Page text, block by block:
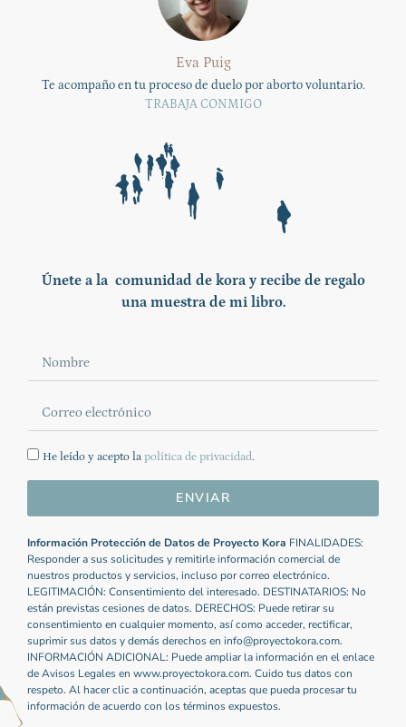
Eva Puig
Te acompaño en tu proceso de duelo por aborto voluntario.
TRABAJA CONMIGO
Únete a la comunidad de kora y recibe de regalo
una muestra de mi libro.
He leído y acepto la política de privacidad.
ENVIAR
Información Protección de Datos de Proyecto Kora FINALIDADES:
Responder a sus solicitudes y remitirle información comercial de
nuestros productos y servicios, incluso por correo electrónico.
LEGITIMACIÓN: Consentimiento del interesado. DESTINATARIOS: No
están previstas cesiones de datos. DERECHOS: Puede retirar su
consentimiento en cualquier momento, así como acceder, rectificar,
suprimir sus datos y demás derechos en info@proyectokora.com.
INFORMACIÓN ADICIONAL: Puede ampliar la información en el enlace
de Avisos Legales en www.proyectokora.com. Cuido tus datos con
respeto. Al hacer clic a continuación, aceptas que pueda procesar tu
información de acuerdo con los términos expuestos.